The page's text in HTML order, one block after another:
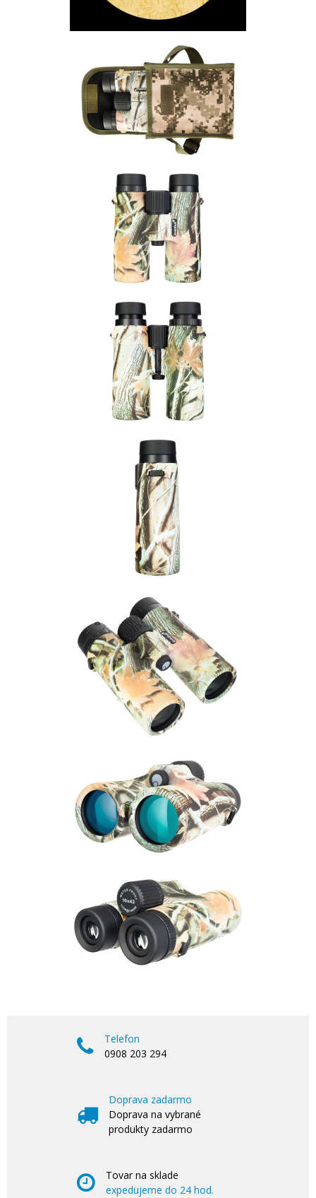
Telefon
0908 203 294
Doprava zadarmo
Doprava na vybrané
produkty zadarmo
Tovar na sklade
expedujeme do 24 hod.